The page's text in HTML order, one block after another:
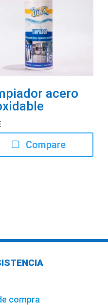
acero
Compare
compra